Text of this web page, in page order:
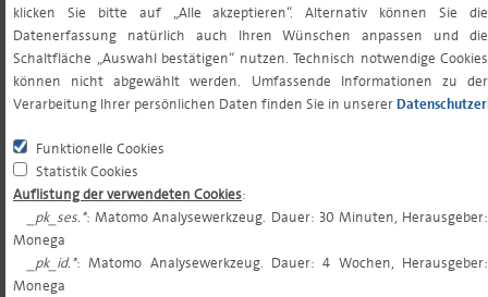
klicken Sie bitte auf „Alle akzeptieren“. Alternativ können Sie die
Datenerfassung natürlich auch Ihren Wünschen anpassen und die
Schaltfläche „Auswahl bestätigen“ nutzen. Technisch notwendige Cookies
können nicht abgewählt werden. Umfassende Informationen zu der
Verarbeitung Ihrer persönlichen Daten finden Sie in unserer
Funktionelle Cookies
Statistik Cookies
Auflistung der verwendeten Cookies:
_pk_ses.*: Matomo Analysewerkzeug. Dauer: 30 Minuten, Herausgeber:
Monega
_pk_id.*: Matomo Analysewerkzeug. Dauer: 4 Wochen, Herausgeber:
Monega
GESAMTKOSTENQUOTE (TER)² 1,95%
PERFORMANCE FEE keine
MINDESTERSTANLAGE³
MINDESTFOLGENANLAGE³